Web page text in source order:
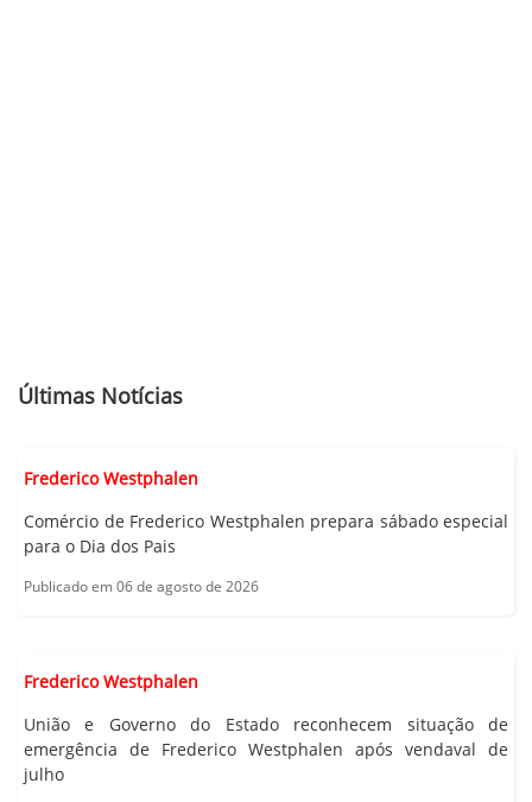
Últimas Notícias
Frederico Westphalen
Comércio de Frederico Westphalen prepara sábado especial
para o Dia dos Pais
Publicado em 06 de agosto de 2026
Frederico Westphalen
União e Governo do Estado reconhecem situação de
emergência de Frederico Westphalen após vendaval de
julho